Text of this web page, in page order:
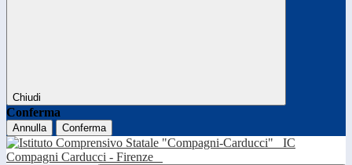
Chiudi
Conferma
Annulla Conferma
IC
Compagni Carducci - Firenze